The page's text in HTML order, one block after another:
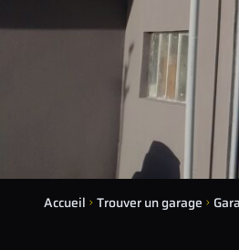
Accueil Trouver un garage